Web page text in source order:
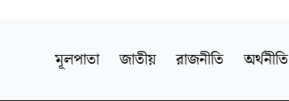
মূলপাতা জাতীয় রাজনীতি অর্থনীতি